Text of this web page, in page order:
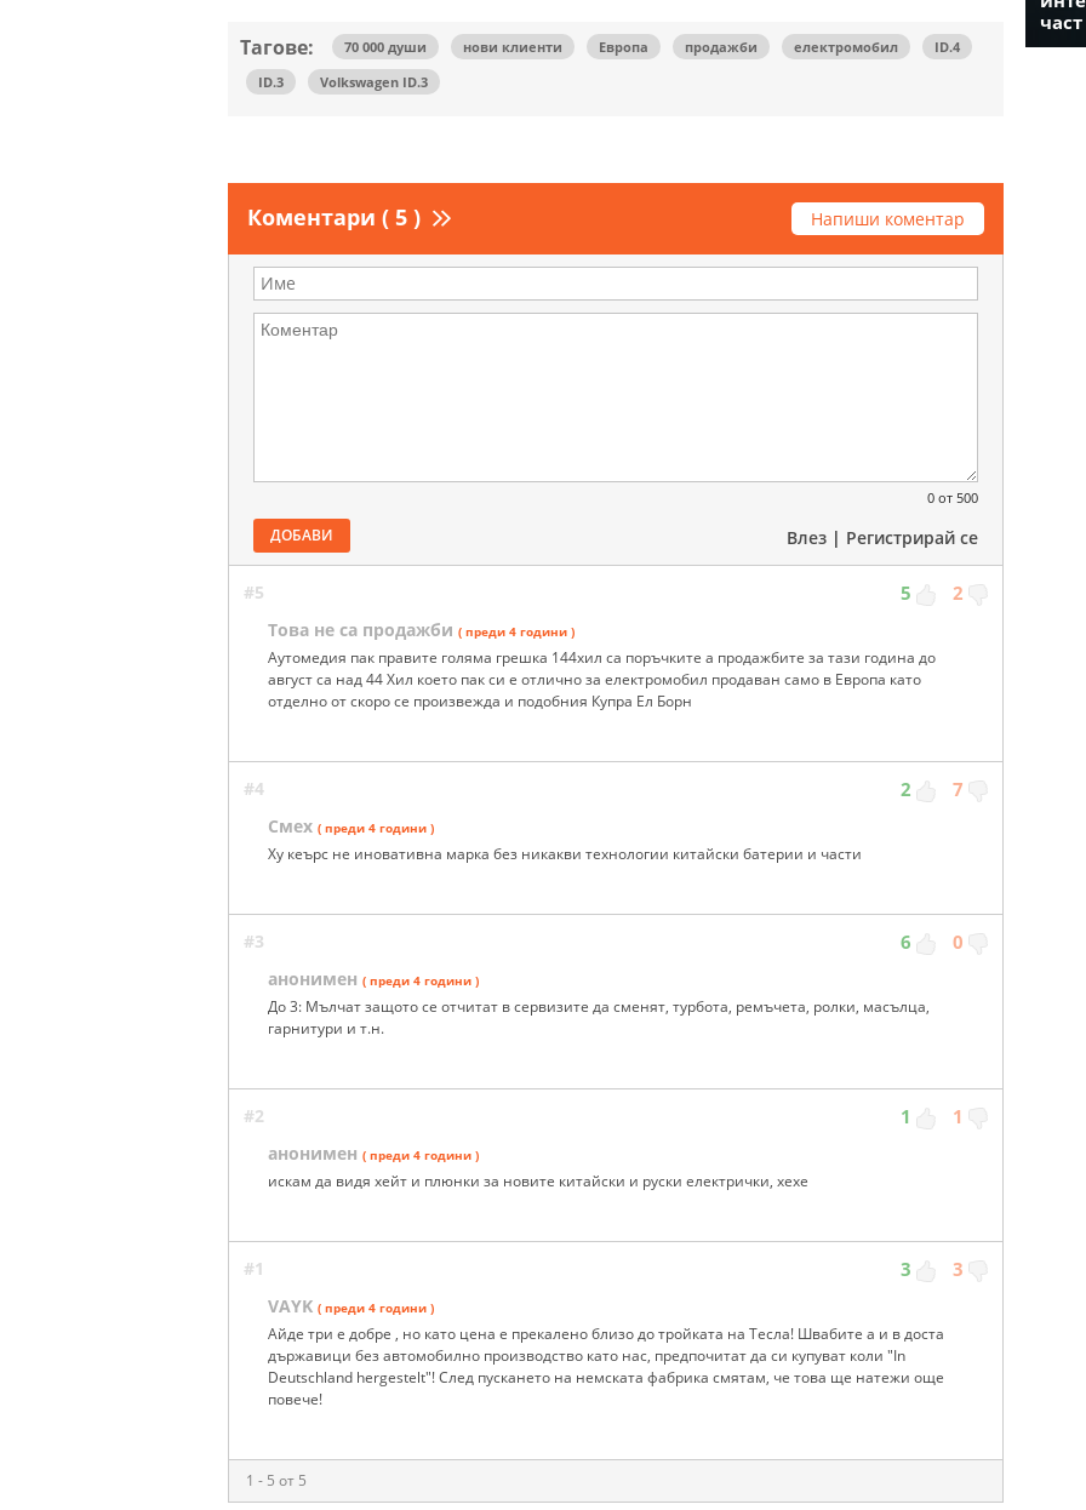
Тагове: 70 000 души нови клиенти Европа продажби електромобил
ID.4
ID.3
Volkswagen ID.3
Коментари ( 5 ) Напиши коментар
0 от 500
ДОБАВИ Влез | Регистрирай се
#5 5 2
Това не са продажби ( преди 4 години )
Аутомедия пак правите голяма грешка 144хил са поръчките а продажбите за тази година до
август са над 44 Хил което пак си е отлично за електромобил продаван само в Европа като
отделно от скоро се произвежда и подобния Купра Ел Борн
#4 2 7
Смех ( преди 4 години )
Ху кеърс не иновативна марка без никакви технологии китайски батерии и части
#3 6 0
анонимен ( преди 4 години )
До 3: Мълчат защото се отчитат в сервизите да сменят, турбота, ремъчета, ролки, масълца,
гарнитури и т.н.
#2 1 1
анонимен ( преди 4 години )
искам да видя хейт и плюнки за новите китайски и руски електрички, хехе
#1 3 3
VAYK ( преди 4 години )
Айде три е добре , но като цена е прекалено близо до тройката на Тесла! Швабите а и в доста
държавици без автомобилно производство като нас, предпочитат да си купуват коли "In
Deutschland hergestelt"! След пускането на немската фабрика смятам, че това ще натежи още
повече!
1 - 5 от 5
част